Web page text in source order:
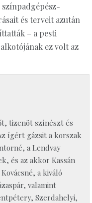
és terveit azután
– a pesti
ez volt az
tizenöt színészt és
ígért gázsit a korszak
a Lendvay
és az akkor Kassán
a kiváló
valamint
Szerdahelyi,